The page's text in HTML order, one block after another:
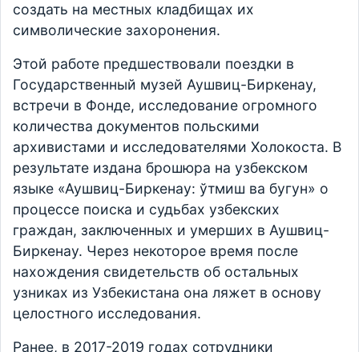
создать на местных кладбищах их
символические захоронения.
Этой работе предшествовали поездки в
Государственный музей Аушвиц-Биркенау,
встречи в Фонде, исследование огромного
количества документов польскими
архивистами и исследователями Холокоста. В
результате издана брошюра на узбекском
языке «Аушвиц-Биркенау: ўтмиш ва бугун» о
процессе поиска и судьбах узбекских
граждан, заключенных и умерших в Аушвиц-
Биркенау. Через некоторое время после
нахождения свидетельств об остальных
узниках из Узбекистана она ляжет в основу
целостного исследования.
Ранее, в 2017-2019 годах сотрудники